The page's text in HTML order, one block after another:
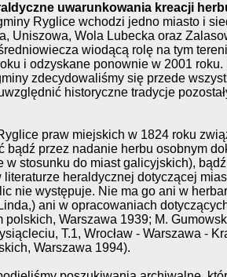
uwarunkowania kreacji
Ryglice wchodzi jedno miasto i
Uniszowa, Wola Lubecka oraz
wiodącą rolę na tym
i odzyskane ponownie w 2001
zdecydowaliśmy się przede
historyczne tradycje
praw miejskich w 1824 roku
bądź przez nadanie herbu osobnym
w stosunku do miast galicyjskich),
literaturze heraldycznej dotyczącej
nie występuje. Nie ma go ani w
ani w opracowaniach
polskich, Warszawa 1939; M.
T.1, Wrocław - Warszawa -
Warszawa 1994).